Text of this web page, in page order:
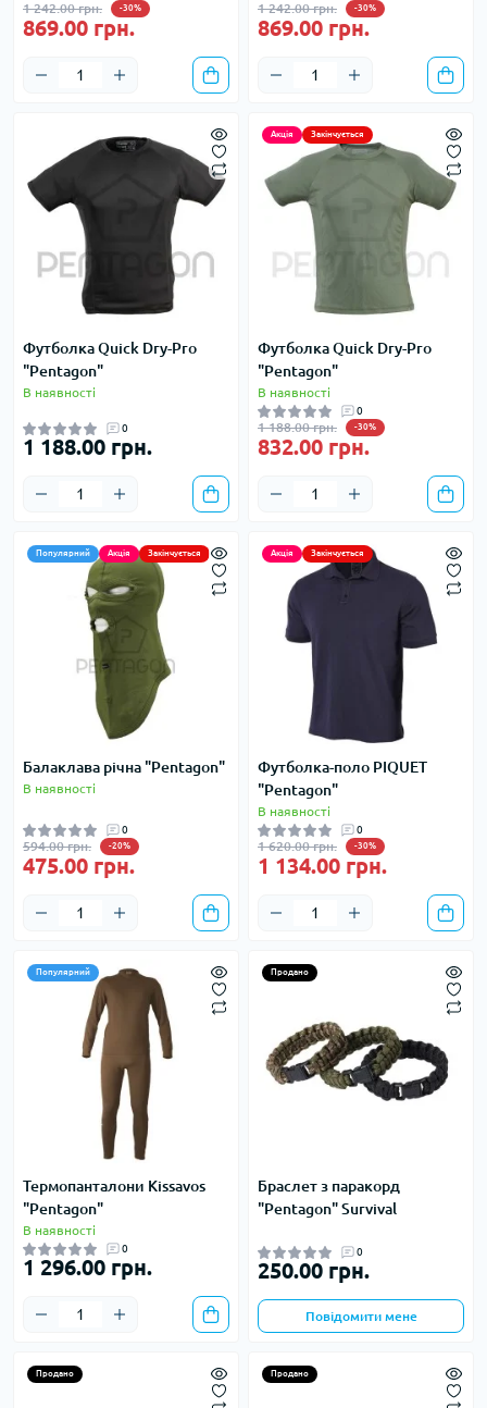
1 242.00 грн. -30%
869.00 грн.
1 242.00 грн. -30%
869.00 грн.
Футболка Quick Dry-Pro
"Pentagon"
В наявності
0
1 188.00 грн.
Акція Закінчується
Футболка Quick Dry-Pro
"Pentagon"
В наявності
0
1 188.00 грн. -30%
832.00 грн.
Популярний Акція Закінчується
Балаклава річна "Pentagon"
В наявності
0
594.00 грн. -20%
475.00 грн.
Акція Закінчується
Футболка-поло PIQUET
"Pentagon"
В наявності
0
1 620.00 грн. -30%
1 134.00 грн.
Популярний
Термопанталони Kissavos
"Pentagon"
В наявності
0
1 296.00 грн.
Продано
Браслет з паракорд
"Pentagon" Survival
0
250.00 грн.
Повідомити мене
Продано Продано